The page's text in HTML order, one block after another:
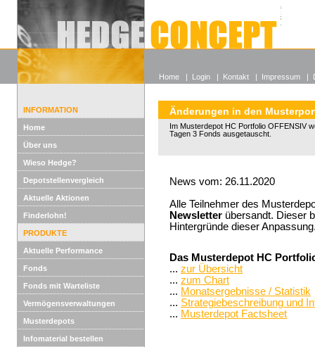
Alle
Wieso
INFORMATION
Home
Über uns
Wieso Hedge?
Depotstellenvergleich
Aktuelle Aktionen
Finderlohn!
PRODUKTE
Aktuelle Performance
Fonds
Fonds mit Warteliste
Vermögensverwaltungen
Musterdepots
Infomaterial bestellen
Änderungen in den
Im Musterdepot HC Portfolio OFFENSIV
Tagen 3 Fonds ausgetauscht.
News vom: 26.11.2020
Alle Teilnehmer des
Newsletter übersandt. Dieser
Hintergründe dieser
Das Musterdepot HC
... zur Übersicht
... zum Chart
... Monatsergebnisse / Statistik
... Strategiebeschreibung und
... Musterdepot Factsheet
Home | Login | Kontakt | Impressum |